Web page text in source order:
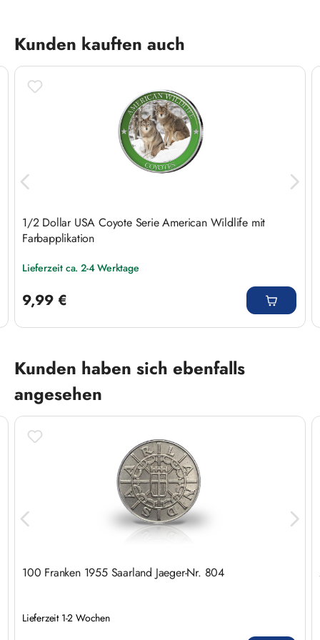
Produktgalerie überspringen
Kunden kauften auch
1/2 Dollar USA Coyote Serie American Wildlife mit
Farbapplikation
Lieferzeit ca. 2-4 Werktage
9,99 €
Produktgalerie überspringen
Kunden haben sich ebenfalls
angesehen
100 Franken 1955 Saarland Jaeger-Nr. 804
Lieferzeit 1-2 Wochen